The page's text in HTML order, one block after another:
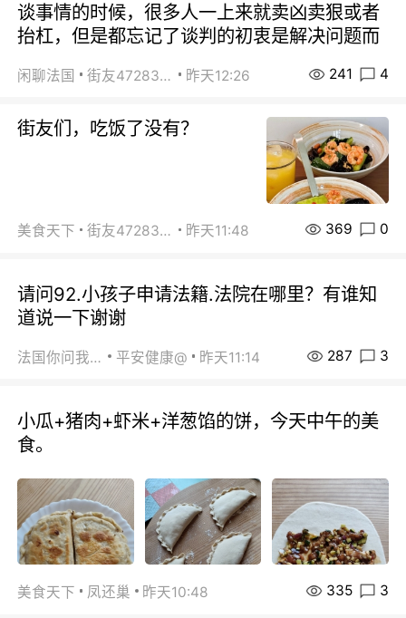
谈事情的时候，很多人一上来就卖凶卖狠或者
抬杠，但是都忘记了谈判的初衷是解决问题而
闲聊法国 街友472838572 昨天12:26 241 4
街友们，吃饭了没有？
美食天下 街友472838572 昨天11:48 369 0
请问92.小孩子申请法籍.法院在哪里？有谁知
道说一下谢谢
法国你问我答 平安健康@ 昨天11:14 287 3
小瓜+猪肉+虾米+洋葱馅的饼，今天中午的美
食。
美食天下 凤还巢 昨天10:48 335 3